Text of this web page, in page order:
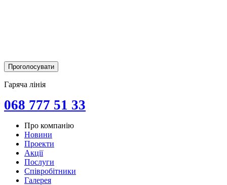
Гаряча лінія
068 777 51 33
Про компанію
Новини
Проекти
Акції
Послуги
Співробітники
Галерея